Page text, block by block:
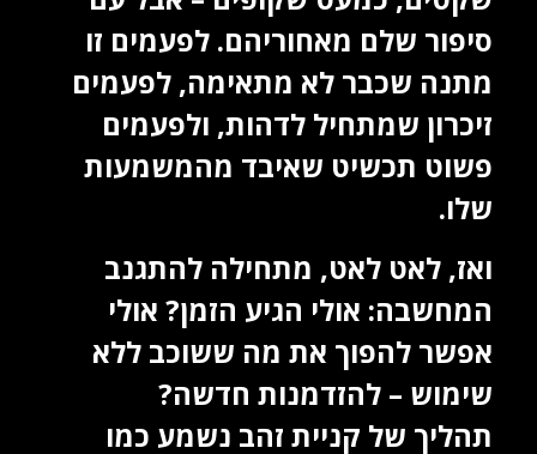
סיפור שלם מאחוריהם. לפעמים זו
מתנה שכבר לא מתאימה, לפעמים
זיכרון שמתחיל לדהות, ולפעמים
פשוט תכשיט שאיבד מהמשמעות
שלו.
ואז, לאט לאט, מתחילה להתגנב
המחשבה: אולי הגיע הזמן? אולי
אפשר להפוך את מה ששוכב ללא
שימוש – להזדמנות חדשה?
תהליך של קניית זהב נשמע כמו